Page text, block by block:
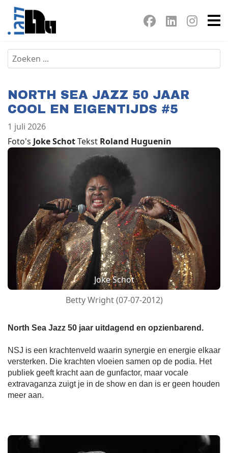
NORTH SEA JAZZ 50 JAAR
COOL EN EIGENTIJDS #5
1 juli 2026
Foto's Joke SchotTekst Roland Huguenin
Joke Schot
Betty Wright (07-07-2012)
North Sea Jazz 50 jaar uitdagend en opzienbarend.
NSJ is een krachtenveld waarin synergie en energie elkaar
versterken. Die krachten vloeien samen op de podia. Het
publiek geeft kracht aan de gunfactor, maar vocale
extravaganza zuigt je in de show en dan is er geen houden
meer aan.